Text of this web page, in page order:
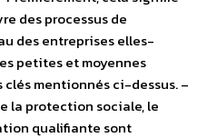
des processus de
des entreprises elles-
petites et moyennes
mentionnés ci-dessus. –
la protection sociale, le
qualifiante sont